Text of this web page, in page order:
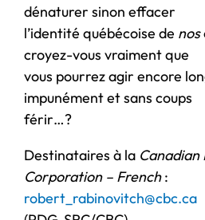
dénaturer sinon effacer
l’identité québécoise de nos
croyez-vous vraiment que
vous pourrez agir encore
impunément et sans coups
férir…?
Destinataires à la
Corporation – French:
robert_rabinovitch@cbc.ca